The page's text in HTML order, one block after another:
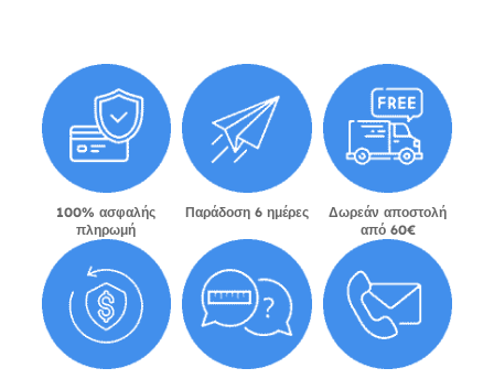
100% ασφαλής
πληρωμή
Παράδοση 6 ημέρες
Δωρεάν αποστολή
από 60€